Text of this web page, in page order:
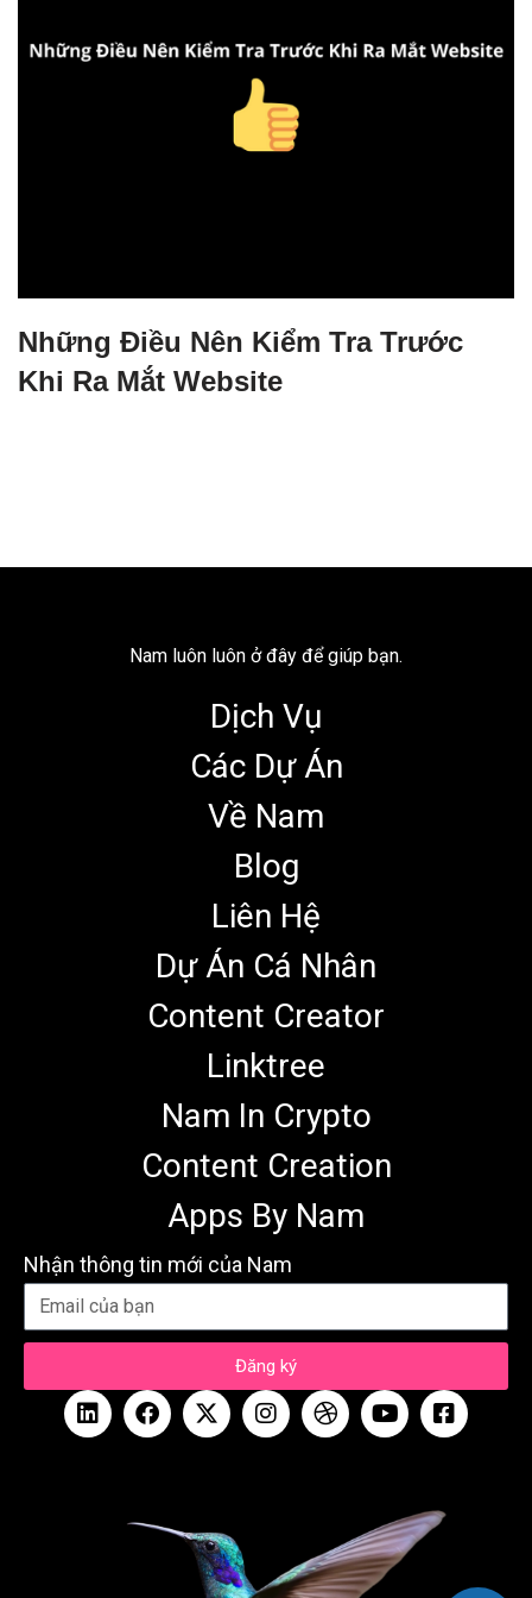
Những Điều Nên Kiểm Tra Trước
Khi Ra Mắt Website
Nam luôn luôn ở đây để giúp bạn.
Dịch Vụ
Các Dự Án
Về Nam
Blog
Liên Hệ
Dự Án Cá Nhân
Content Creator
Linktree
Nam In Crypto
Content Creation
Apps By Nam
Nhận thông tin mới của Nam
Đăng ký